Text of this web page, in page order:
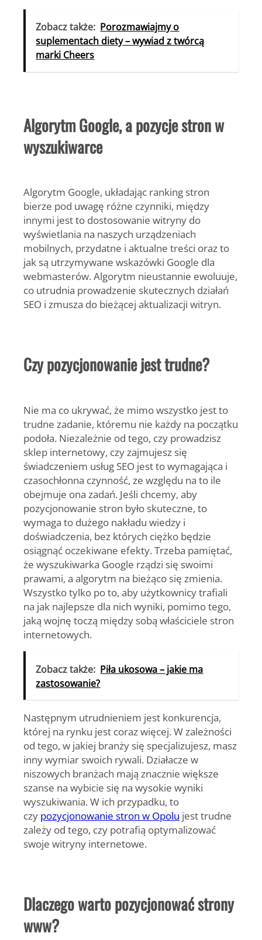
Zobacz także: Porozmawiajmy o
suplementach diety – wywiad z twórcą
marki Cheers
Algorytm Google, a pozycje stron w
wyszukiwarce
Algorytm Google, układając ranking stron
bierze pod uwagę różne czynniki, między
innymi jest to dostosowanie witryny do
wyświetlania na naszych urządzeniach
mobilnych, przydatne i aktualne treści oraz to
jak są utrzymywane wskazówki Google dla
webmasterów. Algorytm nieustannie ewoluuje,
co utrudnia prowadzenie skutecznych działań
SEO i zmusza do bieżącej aktualizacji witryn.
Czy pozycjonowanie jest trudne?
Nie ma co ukrywać, że mimo wszystko jest to
trudne zadanie, któremu nie każdy na początku
podoła. Niezależnie od tego, czy prowadzisz
sklep internetowy, czy zajmujesz się
świadczeniem usług SEO jest to wymagająca i
czasochłonna czynność, ze względu na to ile
obejmuje ona zadań. Jeśli chcemy, aby
pozycjonowanie stron było skuteczne, to
wymaga to dużego nakładu wiedzy i
doświadczenia, bez których ciężko będzie
osiągnąć oczekiwane efekty. Trzeba pamiętać,
że wyszukiwarka Google rządzi się swoimi
prawami, a algorytm na bieżąco się zmienia.
Wszystko tylko po to, aby użytkownicy trafiali
na jak najlepsze dla nich wyniki, pomimo tego,
jaką wojnę toczą między sobą właściciele stron
internetowych.
Zobacz także: Piła ukosowa – jakie ma
zastosowanie?
Następnym utrudnieniem jest konkurencja,
której na rynku jest coraz więcej. W zależności
od tego, w jakiej branży się specjalizujesz, masz
inny wymiar swoich rywali. Działacze w
niszowych branżach mają znacznie większe
szanse na wybicie się na wysokie wyniki
wyszukiwania. W ich przypadku, to
czy pozycjonowanie stron w Opolu jest trudne
zależy od tego, czy potrafią optymalizować
swoje witryny internetowe.
Dlaczego warto pozycjonować strony
www?